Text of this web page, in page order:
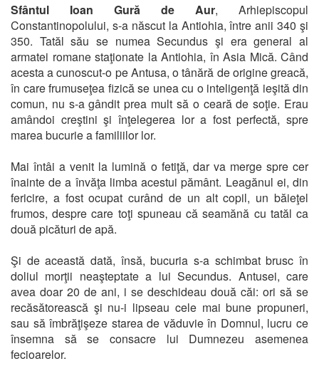
Sfântul Ioan Gură de Aur, Arhiepiscopul
Constantinopolului, s-a născut la Antiohia, între anii 340 şi
350. Tatăl său se numea Secundus şi era general al
armatei romane staţionate la Antiohia, în Asia Mică. Când
acesta a cunoscut-o pe Antusa, o tânără de origine greacă,
în care frumuseţea fizică se unea cu o inteligenţă ieşită din
comun, nu s-a gândit prea mult să o ceară de soţie. Erau
amândoi creştini şi înţelegerea lor a fost perfectă, spre
marea bucurie a familiilor lor.
Mai întâi a venit la lumină o fetiţă, dar va merge spre cer
înainte de a învăţa limba acestui pământ. Leagănul ei, din
fericire, a fost ocupat curând de un alt copil, un băieţel
frumos, despre care toţi spuneau că seamănă cu tatăl ca
două picături de apă.
Şi de această dată, însă, bucuria s-a schimbat brusc în
doliul morţii neaşteptate a lui Secundus. Antusei, care
avea doar 20 de ani, i se deschideau două căi: ori să se
recăsătorească şi nu-i lipseau cele mai bune propuneri,
sau să îmbrăţişeze starea de văduvie în Domnul, lucru ce
însemna să se consacre lui Dumnezeu asemenea
fecioarelor.